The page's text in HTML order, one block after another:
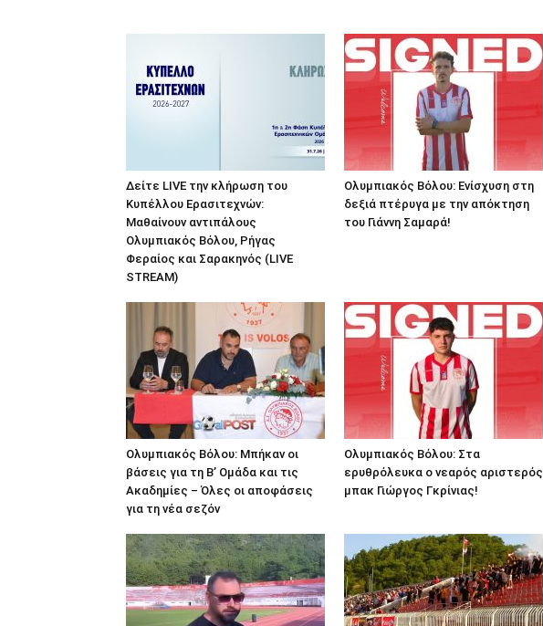
Δείτε LIVE την κλήρωση του
Κυπέλλου Ερασιτεχνών:
Μαθαίνουν αντιπάλους
Ολυμπιακός Βόλου, Ρήγας
Φεραίος και Σαρακηνός (LIVE
STREAM)
Ολυμπιακός Βόλου: Ενίσχυση στη
δεξιά πτέρυγα με την απόκτηση
του Γιάννη Σαμαρά!
Ολυμπιακός Βόλου: Μπήκαν οι
βάσεις για τη Β’ Ομάδα και τις
Ακαδημίες – Όλες οι αποφάσεις
για τη νέα σεζόν
Ολυμπιακός Βόλου: Στα
ερυθρόλευκα ο νεαρός αριστερός
μπακ Γιώργος Γκρίνιας!